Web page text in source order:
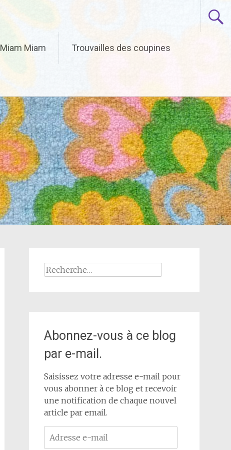
Miam Miam Trouvailles des coupines
Rechercher :
Abonnez-vous à ce blog
par e-mail.
Saisissez votre adresse e-mail pour
vous abonner à ce blog et recevoir
une notification de chaque nouvel
article par email.
Adresse
e-